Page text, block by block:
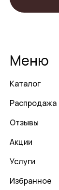
Меню
Каталог
Распродажа
Отзывы
Акции
Услуги
Избранное